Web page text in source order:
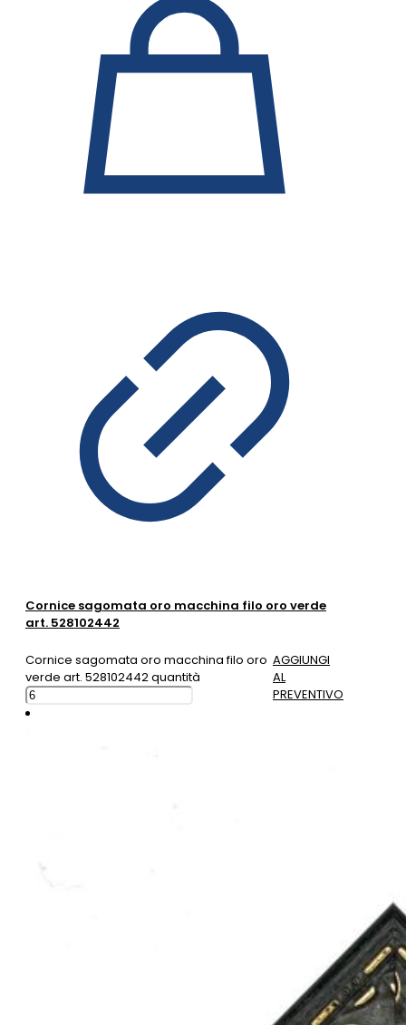
Cornice sagomata oro macchina filo oro verde
art. 528102442
Cornice sagomata oro macchina filo oro
verde art. 528102442 quantità
AGGIUNGI
AL
PREVENTIVO